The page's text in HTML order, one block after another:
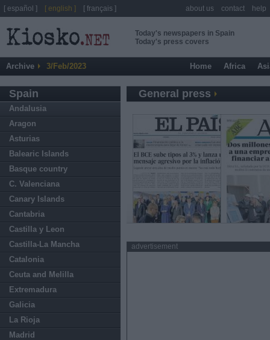
Today's newspapers in Spain
Today's press covers
Archive 3/Feb/2023 Home Africa
Spain
Andalusia
Aragon
Asturias
Balearic Islands
Basque country
C. Valenciana
Canary Islands
Cantabria
Castilla y Leon
Castilla-La Mancha
Catalonia
Ceuta and Melilla
Extremadura
Galicia
La Rioja
Madrid
General press
advertisement
[ español ] [ english ] [ français ] about us contact help